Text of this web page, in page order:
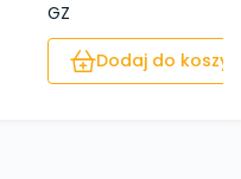
GZ
Dodaj do